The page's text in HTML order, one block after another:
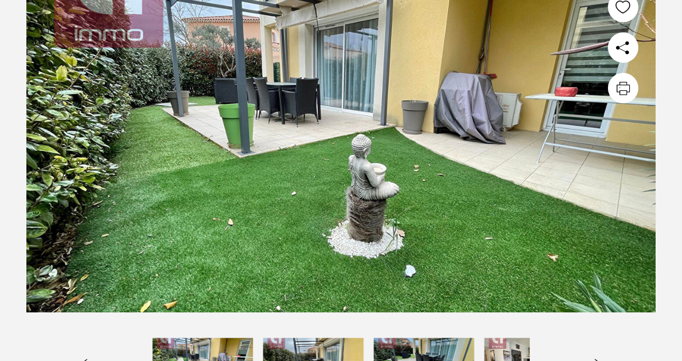
Vendre votre bien
Louer un appartement
Louer une maison
Louer un parking
Louer un commerce
Louer des bureaux
© Copyright 2021 Ci-immo - Tous droits réservés